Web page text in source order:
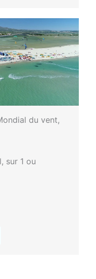
du vent,
sur 1 ou